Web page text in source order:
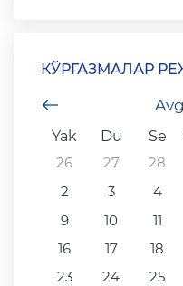
КЎРГАЗМАЛАР
Yak
Du Se
26
27 28
2
3 4
9
10 11
16
17 18
23
24 25